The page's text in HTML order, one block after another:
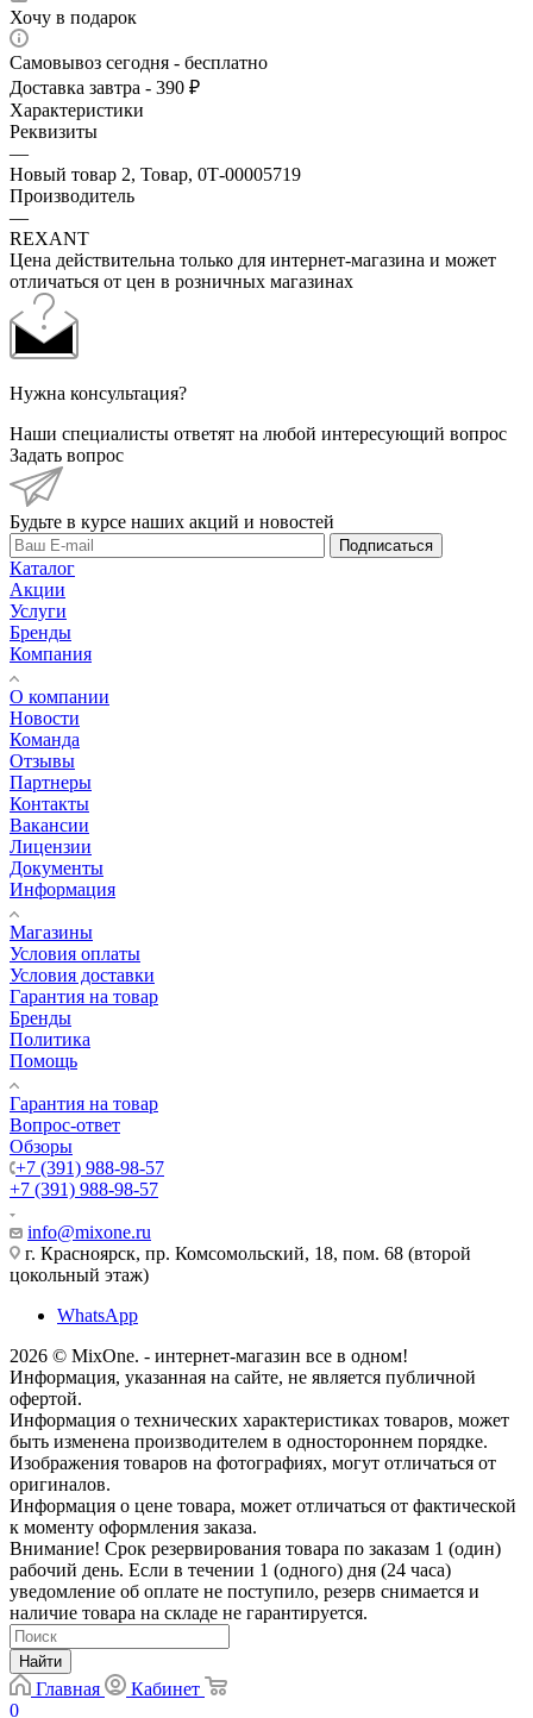
Хочу в подарок
Самовывоз сегодня - бесплатно
Доставка завтра - 390 ₽
Характеристики
Реквизиты
—
Новый товар 2, Товар, 0Т-00005719
Производитель
—
REXANT
Цена действительна только для интернет-магазина и может
отличаться от цен в розничных магазинах
Нужна консультация?
Наши специалисты ответят на любой интересующий вопрос
Задать вопрос
Будьте в курсе наших акций и новостей
Подписаться
Каталог
Акции
Услуги
Бренды
Компания
О компании
Новости
Команда
Отзывы
Партнеры
Контакты
Вакансии
Лицензии
Документы
Информация
Магазины
Условия оплаты
Условия доставки
Гарантия на товар
Бренды
Политика
Помощь
Гарантия на товар
Вопрос-ответ
Обзоры
+7 (391) 988-98-57
+7 (391) 988-98-57
info@mixone.ru
г. Красноярск, пр. Комсомольский, 18, пом. 68 (второй
цокольный этаж)
WhatsApp
2026 © MixOne. - интернет-магазин все в одном!
Информация, указанная на сайте, не является публичной
офертой.
Информация о технических характеристиках товаров, может
быть изменена производителем в одностороннем порядке.
Изображения товаров на фотографиях, могут отличаться от
оригиналов.
Информация о цене товара, может отличаться от фактической
к моменту оформления заказа.
Внимание! Срок резервирования товара по заказам 1 (один)
рабочий день. Если в течении 1 (одного) дня (24 часа)
уведомление об оплате не поступило, резерв снимается и
наличие товара на складе не гарантируется.
Найти
Главная
Кабинет
0